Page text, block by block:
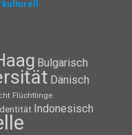
Bulgarisch
Dänisch
Flüchtlinge
Indonesisch